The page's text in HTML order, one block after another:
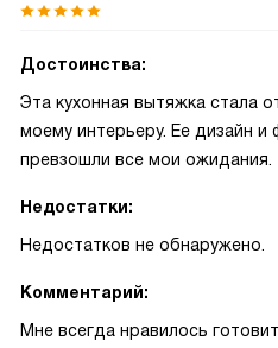
Достоинства:
Эта кухонная вытяжка стала
моему интерьеру. Ее дизайн и
превзошли все мои ожидания.
Недостатки:
Недостатков не обнаружено.
Комментарий:
Мне всегда нравилось